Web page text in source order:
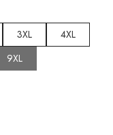
3XL
4XL
9XL